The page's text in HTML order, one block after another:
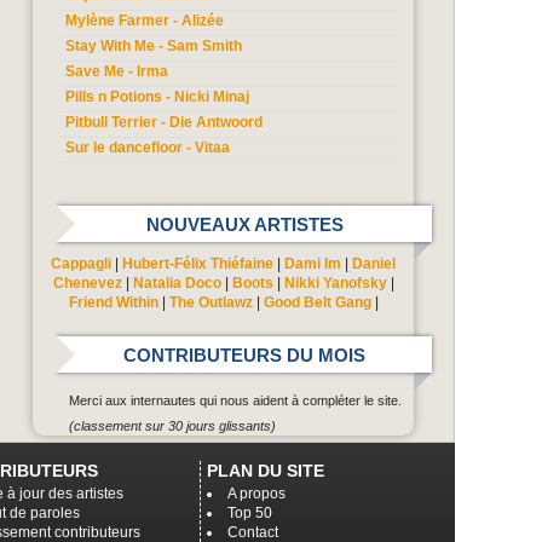
Mylène Farmer - Alizée
Stay With Me - Sam Smith
Save Me - Irma
Pills n Potions - Nicki Minaj
Pitbull Terrier - Die Antwoord
Sur le dancefloor - Vitaa
NOUVEAUX ARTISTES
Cappagli Hubert-Félix Thiéfaine Dami Im
Daniel
Chenevez| Natalia Doco| Boots Nikki Yanofsky|
Friend Within| The Outlawz| Good Belt Gang|
CONTRIBUTEURS DU MOIS
Merci aux internautes qui nous aident à compléter le site.
(classement sur 30 jours glissants)
PLAN DU SITE
A propos
Top 50
Contact
à jour des artistes
de paroles
contributeurs